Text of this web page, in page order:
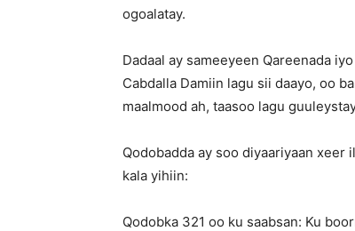
ogoalatay.
Dadaal ay sameeyeen Qareenada
Cabdalla Damiin lagu sii daayo, oo
maalmood ah, taasoo lagu
Qodobadda ay soo diyaariyaan xeer
kala yihiin:
Qodobka 321 oo ku saabsan: Ku